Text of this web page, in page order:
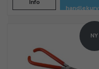
Info
handlekurv
NY